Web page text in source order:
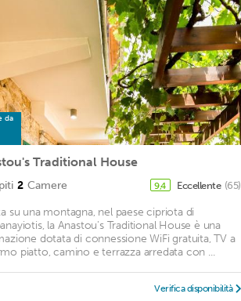
da
Traditional House
2 Camere 9,4 Eccellente (65)
su una montagna, nel paese cipriota di
la Anastou's Traditional House è una
dotata di connessione WiFi gratuita, TV a
piatto, camino e terrazza arredata con ...
Verifica disponibilità